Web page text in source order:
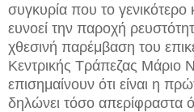
συγκυρία που το
ευνοεί την παροχή
χθεσινή παρέμβαση του
Κεντρικής Τράπεζας Μάριο
επισημαίνουν ότι είναι η
δηλώνει τόσο απερίφραστα